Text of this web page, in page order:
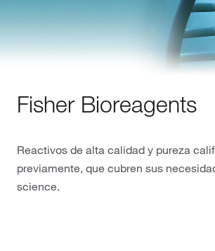
Fisher Bioreagents
Reactivos de alta calidad y pureza
previamente, que cubren sus
science.